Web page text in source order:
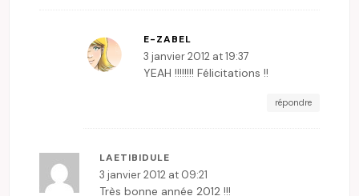
E-ZABEL
3 janvier 2012 at 19:37
YEAH !!!!!!!! Félicitations !!
répondre
LAETIBIDULE
3 janvier 2012 at 09:21
Très bonne année 2012 !!!